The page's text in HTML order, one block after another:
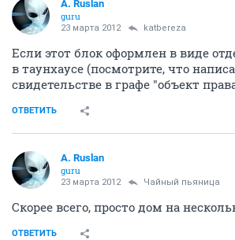
A. Ruslan
guru
23 марта 2012 katbereza
Если этот блок оформлен в виде
в таунхаусе (посмотрите, что
свидетельстве в графе "объект
ОТВЕТИТЬ
A. Ruslan
guru
23 марта 2012 Чайный пьяница
Скорее всего, просто дом на
ОТВЕТИТЬ